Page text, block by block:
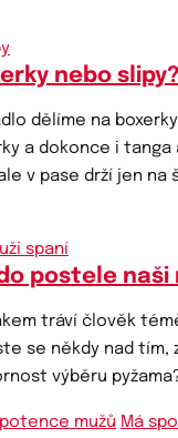
nebo slipy?
dělíme na
a dokonce i tanga
v pase drží jen na
postele naši
tráví člověk
se někdy nad tím,
výběru
Má